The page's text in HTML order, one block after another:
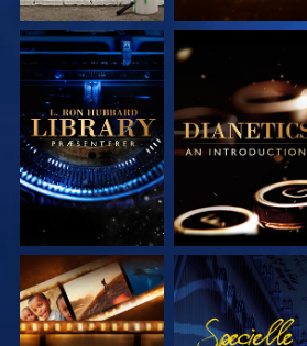
UDFORSK SERIEN UDFORSK SERIEN
UDFORSK SERIEN SE